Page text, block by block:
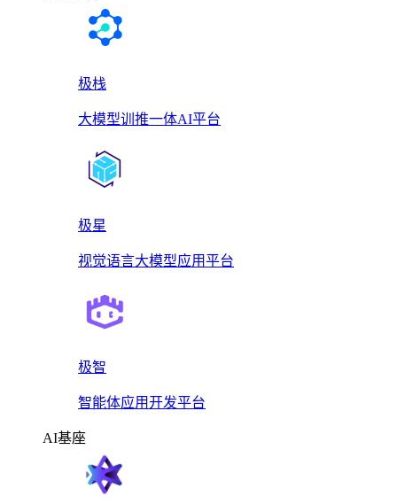
极栈
大模型训推一体AI平台
极星
视觉语言大模型应用平台
极智
智能体应用开发平台
AI基座